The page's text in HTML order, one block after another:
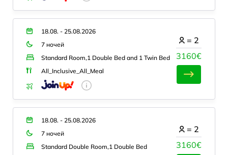
18.08. - 25.08.2026
7 ночей
Standard Room,1 Double Bed and 1 Twin Bed
All_Inclusive_All_Meal
3160€
= 2
18.08. - 25.08.2026
7 ночей
Standard Double Room,1 Double Bed
3160€
= 2